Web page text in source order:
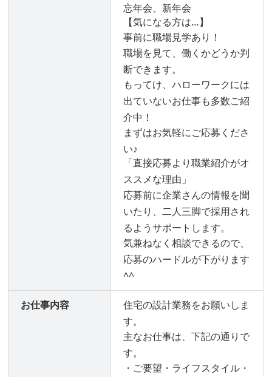
忘年会、新年会
【気になる方は…】
事前に職場見学あり！
職場を見て、働くかどうか判
断できます。
もってけ、ハローワークには
出ていないお仕事も多数ご紹
介中！
まずはお気軽にご応募くださ
い♪
「直接応募より職業紹介がオ
ススメな理由」
応募前に企業さんの情報を聞
いたり、二人三脚で採用され
るようサポートします。
気兼ねなく相談できるので、
応募のハードルが下がります
^^
お仕事内容
住宅の設計業務をお願いしま
す。
主なお仕事は、下記の通りで
す。
・ご要望・ライフスタイル・